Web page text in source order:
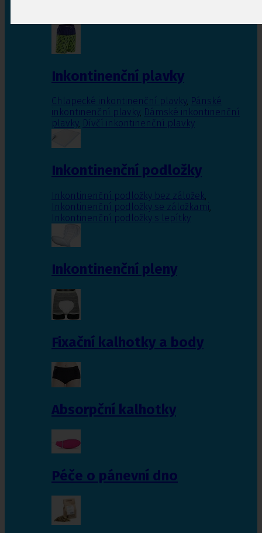
Inkontinenční plavky
Chlapecké inkontinenční plavky, Pánské
inkontinenční plavky, Dámské inkontinenční
plavky, Dívčí inkontinenční plavky
Inkontinenční podložky
Inkontinenční podložky bez záložek,
Inkontinenční podložky se záložkami,
Inkontinenční podložky s lepítky
Inkontinenční pleny
Fixační kalhotky a body
Absorpční kalhotky
Péče o pánevní dno